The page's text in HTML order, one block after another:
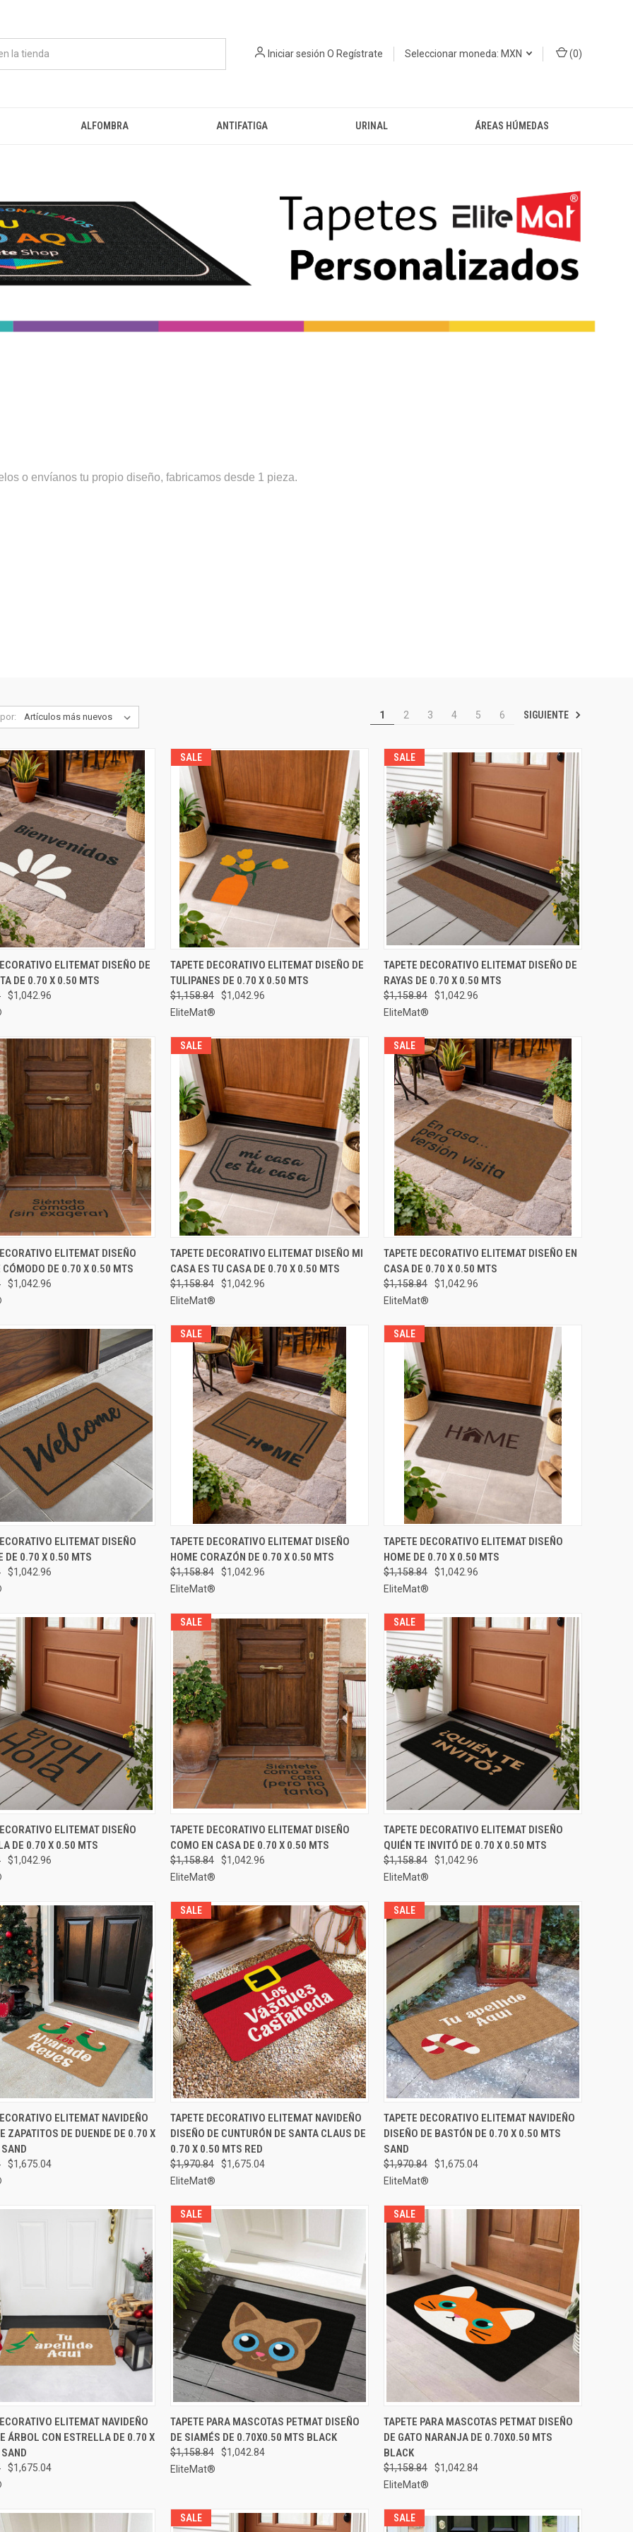
Iniciar sesión O Regístrate Seleccionar moneda: MXN (0)
ALFOMBRA ANTIFATIGA URINAL ÁREAS HÚMEDAS
o envíanos tu propio diseño, fabricamos desde 1 pieza.
1 2 3 4 5 6 SIGUIENTE
RÁPIDA ELEGIR OPCIONES
ELITEMAT DISEÑO DE
DE 0.70 X 0.50 MTS
$1,042.96
SALE
VISTA RÁPIDA
AGREGAR AL
CARRITO
Comparar
TAPETE DECORATIVO ELITEMAT DISEÑO DE
TULIPANES DE 0.70 X 0.50 MTS
$1,158.84
$1,042.96
EliteMat®
SALE
VISTA RÁPIDA
AGREGAR AL
CARRITO
Comparar
TAPETE DECORATIVO ELITEMAT DISEÑO DE
RAYAS DE 0.70 X 0.50 MTS
$1,158.84
$1,042.96
EliteMat®
RÁPIDA ELEGIR OPCIONES
ELITEMAT DISEÑO
CÓMODO DE 0.70 X 0.50 MTS
$1,042.96
SALE
VISTA RÁPIDA ELEGIR OPCIONES
Comparar
TAPETE DECORATIVO ELITEMAT DISEÑO MI
CASA ES TU CASA DE 0.70 X 0.50 MTS
$1,158.84
$1,042.96
EliteMat®
SALE
VISTA RÁPIDA ELEGIR OPCIONES
Comparar
TAPETE DECORATIVO ELITEMAT DISEÑO EN
CASA DE 0.70 X 0.50 MTS
$1,158.84
$1,042.96
EliteMat®
RÁPIDA ELEGIR OPCIONES
ELITEMAT DISEÑO
DE 0.70 X 0.50 MTS
$1,042.96
SALE
VISTA RÁPIDA ELEGIR OPCIONES
Comparar
TAPETE DECORATIVO ELITEMAT DISEÑO
HOME CORAZÓN DE 0.70 X 0.50 MTS
$1,158.84
$1,042.96
EliteMat®
SALE
VISTA RÁPIDA ELEGIR OPCIONES
Comparar
TAPETE DECORATIVO ELITEMAT DISEÑO
HOME DE 0.70 X 0.50 MTS
$1,158.84
$1,042.96
EliteMat®
RÁPIDA ELEGIR OPCIONES
ELITEMAT DISEÑO
DE 0.70 X 0.50 MTS
$1,042.96
SALE
VISTA RÁPIDA ELEGIR OPCIONES
Comparar
TAPETE DECORATIVO ELITEMAT DISEÑO
COMO EN CASA DE 0.70 X 0.50 MTS
$1,158.84
$1,042.96
EliteMat®
SALE
VISTA RÁPIDA ELEGIR OPCIONES
Comparar
TAPETE DECORATIVO ELITEMAT DISEÑO
QUIÉN TE INVITÓ DE 0.70 X 0.50 MTS
$1,158.84
$1,042.96
EliteMat®
RÁPIDA
AGREGAR AL
CARRITO
ELITEMAT NAVIDEÑO
ZAPATITOS DE DUENDE DE 0.70 X
$1,675.04
SALE
VISTA RÁPIDA
AGREGAR AL
CARRITO
Comparar
TAPETE DECORATIVO ELITEMAT NAVIDEÑO
DISEÑO DE CUNTURÓN DE SANTA CLAUS DE
0.70 X 0.50 MTS RED
$1,970.84
$1,675.04
EliteMat®
SALE
VISTA RÁPIDA
AGREGAR AL
CARRITO
Comparar
TAPETE DECORATIVO ELITEMAT NAVIDEÑO
DISEÑO DE BASTÓN DE 0.70 X 0.50 MTS
SAND
$1,970.84
$1,675.04
EliteMat®
RÁPIDA
AGREGAR AL
CARRITO
ELITEMAT NAVIDEÑO
ÁRBOL CON ESTRELLA DE 0.70 X
$1,675.04
SALE
VISTA RÁPIDA
AGREGAR AL
CARRITO
Comparar
TAPETE PARA MASCOTAS PETMAT DISEÑO
DE SIAMÉS DE 0.70X0.50 MTS BLACK
$1,158.84
$1,042.84
EliteMat®
SALE
VISTA RÁPIDA
AGREGAR AL
CARRITO
Comparar
TAPETE PARA MASCOTAS PETMAT DISEÑO
DE GATO NARANJA DE 0.70X0.50 MTS
BLACK
$1,158.84
$1,042.84
EliteMat®
SALE SALE